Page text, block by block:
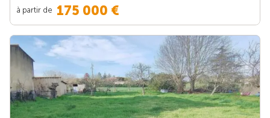
à partir de 175 000 €